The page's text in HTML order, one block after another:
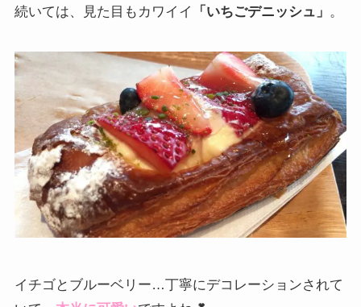
続いては、見た目もカワイイ 「いちごデニッシュ」 。
イチゴとブルーベリー…丁寧にデコレーションされて